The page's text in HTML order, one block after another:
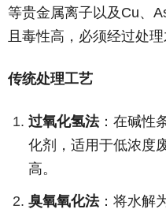
等贵金属离子以及Cu、
且毒性高，必须经过处理
传统处理工艺
过氧化氢法：在碱性
化剂，适用于低浓度
高。
臭氧氧化法：将水解